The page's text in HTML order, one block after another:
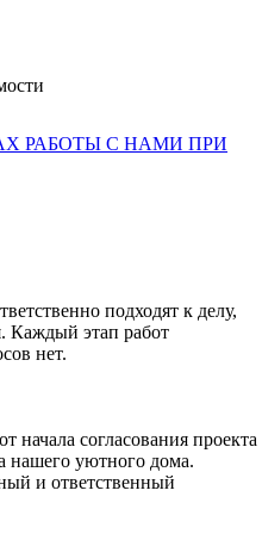
РАБОТЫ С НАМИ ПРИ
подходят к делу,
Каждый этап работ
нет.
начала согласования проекта
нашего уютного дома.
и ответственный